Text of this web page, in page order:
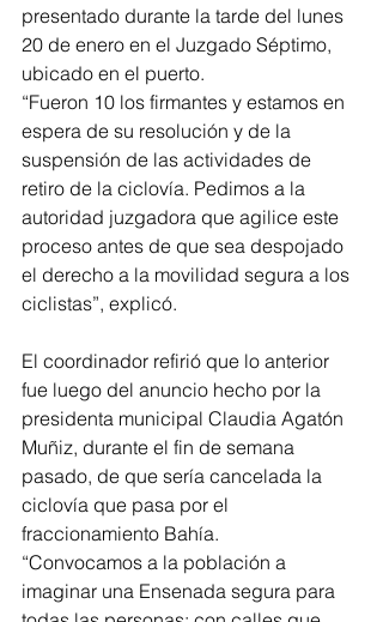
presentado durante la tarde del lunes
20 de enero en el Juzgado Séptimo,
ubicado en el puerto.
“Fueron 10 los firmantes y estamos en
espera de su resolución y de la
suspensión de las actividades de
retiro de la ciclovía. Pedimos a la
autoridad juzgadora que agilice este
proceso antes de que sea despojado
el derecho a la movilidad segura a los
ciclistas”, explicó.
El coordinador refirió que lo anterior
fue luego del anuncio hecho por la
presidenta municipal Claudia Agatón
Muñiz, durante el fin de semana
pasado, de que sería cancelada la
ciclovía que pasa por el
fraccionamiento Bahía.
“Convocamos a la población a
imaginar una Ensenada segura para